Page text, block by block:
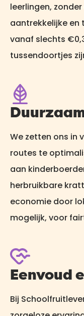
leerlingen,
aantrekkelijke en
vanaf slechts
tussendoortjes
We zetten ons in
routes te
aan
herbruikbare
economie door
mogelijk, voor
Eenvoud
Bij